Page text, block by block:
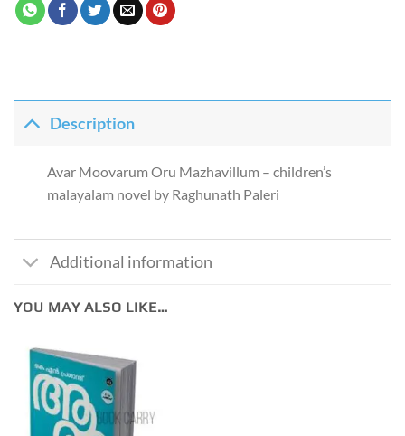
Description
Avar Moovarum Oru Mazhavillum – children’s
malayalam novel by Raghunath Paleri
Additional information
YOU MAY ALSO LIKE…